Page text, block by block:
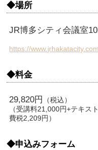
◆場所
JR博多シティ会議室
https://
◆料金
29,820円
（税込）
（受講料21,000円+テキス
費税2,209円）
◆申込みフォーム